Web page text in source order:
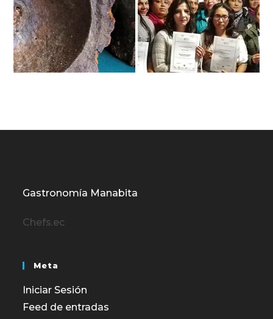
Gastronomía Manabita
Chefs.ec
Meta
Iniciar Sesión
Feed de entradas